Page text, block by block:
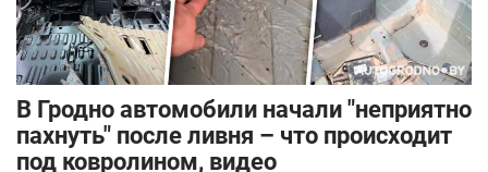
В Гродно автомобили начали "неприятно
пахнуть" после ливня – что происходит
под ковролином, видео